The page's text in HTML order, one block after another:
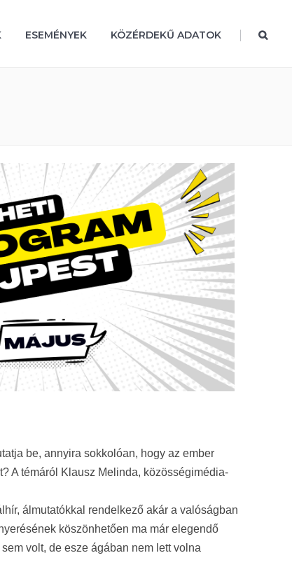
ESEMÉNYEK KÖZÉRDEKŰ ADATOK |
be, annyira sokkolóan, hogy az ember
A témáról Klausz Melinda, közösségimédia-
álmutatókkal rendelkező akár a valóságban
köszönhetően ma már elegendő
volt, de esze ágában nem lett volna